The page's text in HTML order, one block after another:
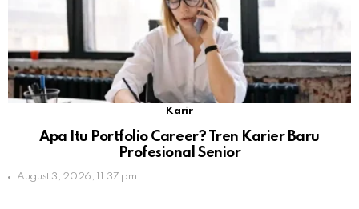
Karir
Apa Itu Portfolio Career? Tren Karier Baru
Profesional Senior
August 3, 2026, 11:37 pm